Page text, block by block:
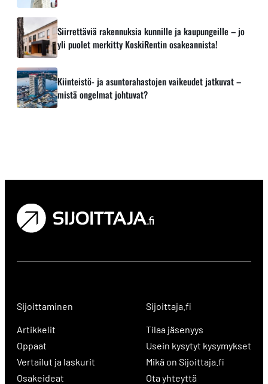
Siirrettäviä rakennuksia kunnille ja kaupungeille – jo
yli puolet merkitty KoskiRentin osakeannista!
Kiinteistö- ja asuntorahastojen vaikeudet jatkuvat –
mistä ongelmat johtuvat?
Sijoittaminen
Artikkelit
Oppaat
Vertailut ja laskurit
Osakeideat
Sijoittaja.fi
Tilaa jäsenyys
Usein kysytyt kysymykset
Mikä on Sijoittaja.fi
Ota yhteyttä